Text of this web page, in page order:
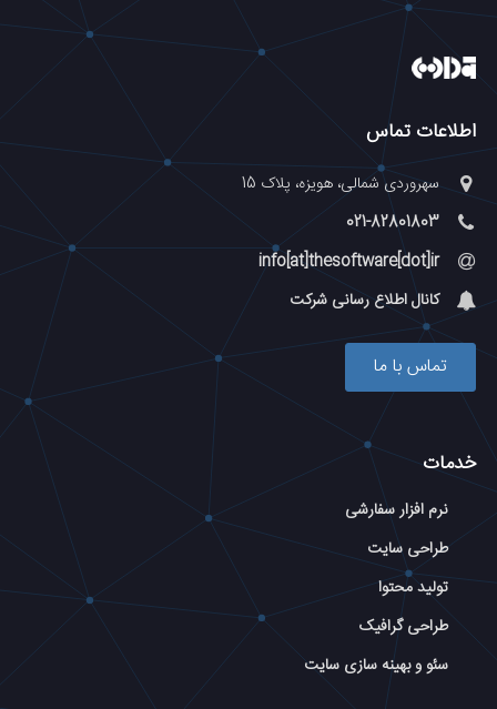
اطلاعات تماس
سهروردی شمالی، هویزه، پلاک 15
021-82801803
info[at]thesoftware[dot]ir
کانال اطلاع رسانی شرکت
تماس با ما
خدمات
نرم افزار سفارشی
طراحی سایت
تولید محتوا
طراحی گرافیک
سئو و بهینه سازی سایت